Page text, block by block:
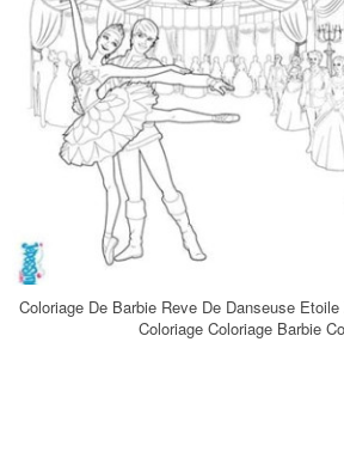
Coloriage De Barbie Reve De Danseuse
Coloriage Coloriage Barbie